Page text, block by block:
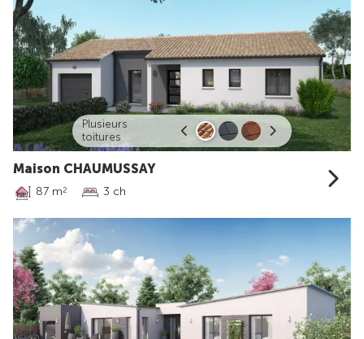
Maison CHAUMUSSAY
87 m2 3 ch
Plusieurs
toitures